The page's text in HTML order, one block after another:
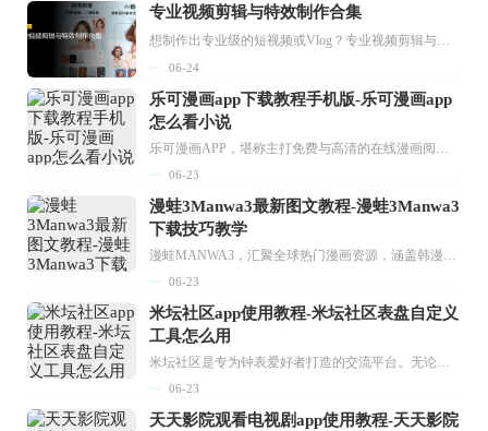
专业视频剪辑与特效制作合集
06-24
乐可漫画app下载教程手机版-乐可漫画app
怎么看小说
乐可漫画APP，堪称主打免费与高清的在线漫画阅读神器。其官方版提供海量完整版漫画资源，无论是国内漫画，还是日漫、韩漫、台漫、美漫等国外漫画，应有尽有，随时供你阅读。只需轻点一下，便能直接进入阅读界面。不仅如此，乐可漫画最新版本更新速度极快，在这里，你总能抢先看到全网一手漫画章节内容！...
06-23
漫蛙3Manwa3最新图文教程-漫蛙3Manwa3
下载技巧教学
漫蛙MANWA3，汇聚全球热门漫画资源，涵盖韩漫、欧美漫画、国漫等多种类型，题材丰富多样，全方位满足用户阅读喜好。它不仅是阅读平台，更是创作平台，为广大用户打造零门槛创作环境。...
06-23
米坛社区app使用教程-米坛社区表盘自定义
工具怎么用
米坛社区是专为钟表爱好者打造的交流平台。无论你是初涉钟表领域的普通爱好者，还是拥有多年收藏经验的资深玩家，都能在此找到属于自己的天地。 无需注册，就能轻松参与其中。通过专业的讨论论坛与丰富的交互功能，你可与世界各地的钟表爱好者畅快交流。若你钟情于钟表，米坛社区无疑是值得一试的理想之选。在这里，你能获取最新的手表资讯，交流见解，提升鉴赏品味，让每一块手表都成为收藏故事中重要的一部分。感兴趣的朋友，不要错过下载机会。...
06-23
天天影院观看电视剧app使用教程-天天影院